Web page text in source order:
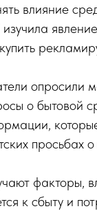
влияние
опросили
о бытовой
просьбах
факторы,
к сбыту и